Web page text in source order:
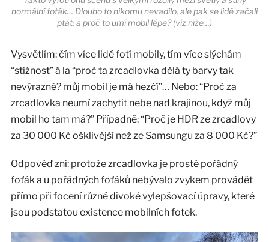
normální foťák… Dlouho to nikomu nevadilo, ale pak se lidé začali
ptát: a proč to umí mobil lépe? (viz níže…)
Vysvětlím: čím více lidé fotí mobily, tím více slýchám
“stížnost” á la “proč ta zrcadlovka dělá ty barvy tak
nevýrazné? můj mobil je má hezčí”… Nebo: “Proč za
zrcadlovka neumí zachytit nebe nad krajinou, když můj
mobil ho tam má?” Případně: “Proč je HDR ze zrcadlovy
za 30 000 Kč ošklivější než ze Samsungu za 8 000 Kč?”
Odpověď zní: protože zrcadlovka je prostě pořádný
foťák a u pořádných foťáků nebývalo zvykem provádět
přímo při focení různé divoké vylepšovací úpravy, které
jsou podstatou existence mobilních fotek.